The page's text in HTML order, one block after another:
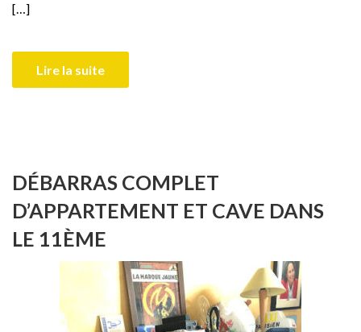
[…]
Lire la suite
DÉBARRAS COMPLET
D’APPARTEMENT ET CAVE DANS
LE 11ÈME